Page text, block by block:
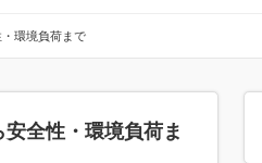
環境負荷まで
全性・環境負荷ま